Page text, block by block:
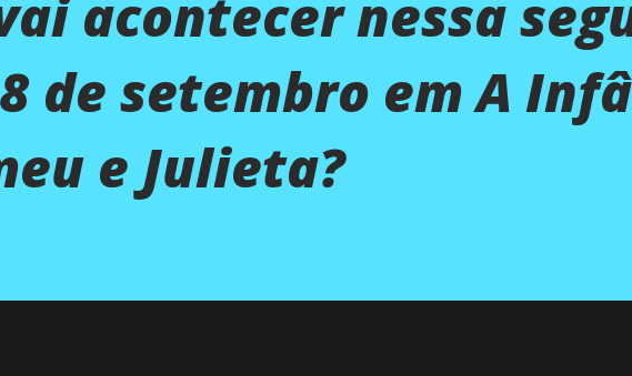
acontecer nessa
de setembro em A
e Julieta?